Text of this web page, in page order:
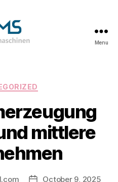
&
Anlagen
&
Holzvergasungsanlagen
Menu
Categories
mittlere
PostOctober 9, 2025